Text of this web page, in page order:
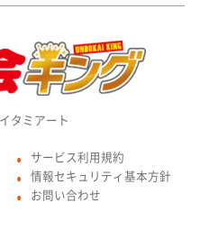
タミアート
● サービス利用規約
● 情報セキュリティ基本方針
● お問い合わせ